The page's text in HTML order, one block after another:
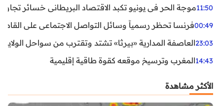
11:50موجة الحر في يونيو تكبد الاقتصاد البريطاني خسائر تجاوزت 1.5 مليار
00:49فرنسا تحظر رسمياً وسائل التواصل الاجتماعي على القاصرين
23:03العاصفة المدارية «بيرثا» تشتد وتقترب من سواحل
14:43المغرب وترسيخ موقعه كقوة طاقية إقليمية
الأكثر مشاهدة